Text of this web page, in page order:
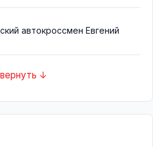
автокроссмен Евгений
↓